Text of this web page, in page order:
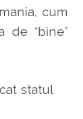
cum
de “bine”
statul